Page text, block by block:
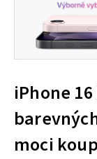
iPhone
moci